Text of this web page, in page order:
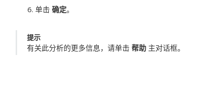
单击 确定。
提示
有关此分析的更多信息，请单击 帮助 主对话框。